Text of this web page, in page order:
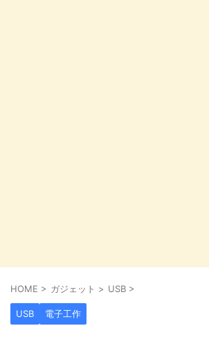
HOME > ガジェット > USB >
USB 電子工作